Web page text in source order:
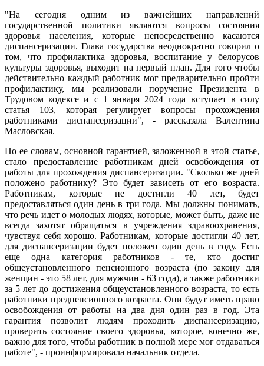
"На сегодня одним из важнейших направлений
государственной политики являются вопросы состояния
здоровья населения, которые непосредственно касаются
диспансеризации. Глава государства неоднократно говорил о
том, что профилактика здоровья, воспитание у белорусов
культуры здоровья, выходит на первый план. Для того чтобы
действительно каждый работник мог предварительно пройти
профилактику, мы реализовали поручение Президента в
Трудовом кодексе и с 1 января 2024 года вступает в силу
статья 103, которая регулирует вопросы прохождения
работниками диспансеризации", - рассказала Валентина
Масловская.
По ее словам, основной гарантией, заложенной в этой статье,
стало предоставление работникам дней освобождения от
работы для прохождения диспансеризации. "Сколько же дней
положено работнику? Это будет зависеть от его возраста.
Работникам, которые не достигли 40 лет, будет
предоставляться один день в три года. Мы должны понимать,
что речь идет о молодых людях, которые, может быть, даже не
всегда захотят обращаться в учреждения здравоохранения,
чувствуя себя хорошо. Работникам, которые достигли 40 лет,
для диспансеризации будет положен один день в году. Есть
еще одна категория работников - те, кто достиг
общеустановленного пенсионного возраста (по закону для
женщин - это 58 лет, для мужчин - 63 года), а также работники
за 5 лет до достижения общеустановленного возраста, то есть
работники предпенсионного возраста. Они будут иметь право
освобождения от работы на два дня один раз в год. Эта
гарантия позволит людям проходить диспансеризацию,
проверить состояние своего здоровья, которое, конечно же,
важно для того, чтобы работник в полной мере мог отдаваться
работе", - проинформировала начальник отдела.